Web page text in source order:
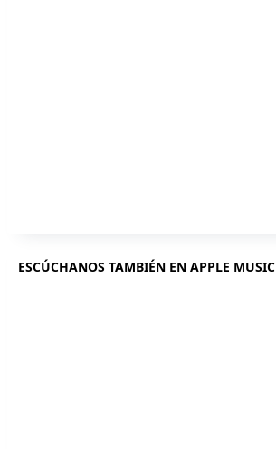
ESCÚCHANOS TAMBIÉN EN APPLE MUSIC